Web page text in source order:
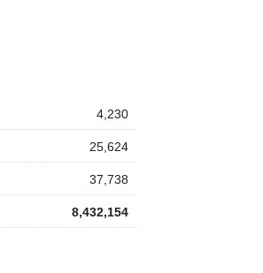
4,230
25,624
37,738
8,432,154